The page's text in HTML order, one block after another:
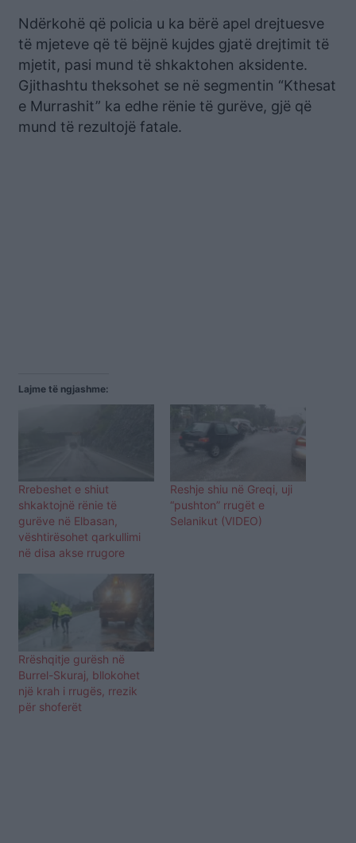
Ndërkohë që policia u ka bërë apel drejtuesve
të mjeteve që të bëjnë kujdes gjatë drejtimit të
mjetit, pasi mund të shkaktohen aksidente.
Gjithashtu theksohet se në segmentin “Kthesat
e Murrashit” ka edhe rënie të gurëve, gjë që
mund të rezultojë fatale.
Lajme të ngjashme:
Rrebeshet e shiut
shkaktojnë rënie të
gurëve në Elbasan,
vështirësohet qarkullimi
në disa akse rrugore
Reshje shiu në Greqi, uji
“pushton” rrugët e
Selanikut (VIDEO)
Rrëshqitje gurësh në
Burrel-Skuraj, bllokohet
një krah i rrugës, rrezik
për shoferët